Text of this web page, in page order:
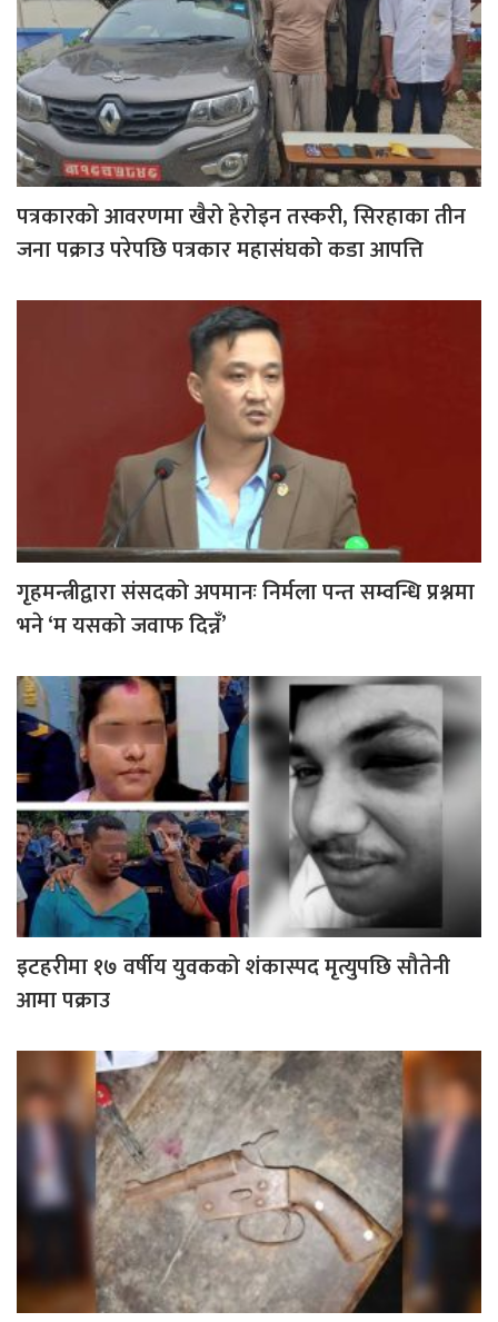
पत्रकारको आवरणमा खैरो हेरोइन तस्करी, सिरहाका तीन
जना पक्राउ परेपछि पत्रकार महासंघको कडा आपत्ति
गृहमन्त्रीद्वारा संसदको अपमानः निर्मला पन्त सम्वन्धि प्रश्नमा
भने ‘म यसको जवाफ दिन्नँ’
इटहरीमा १७ वर्षीय युवकको शंकास्पद मृत्युपछि सौतेनी
आमा पक्राउ